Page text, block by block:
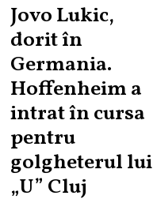
Jovo Lukic,
dorit în
Germania.
Hoffenheim a
intrat în cursa
pentru
golgheterul lui
„U” Cluj